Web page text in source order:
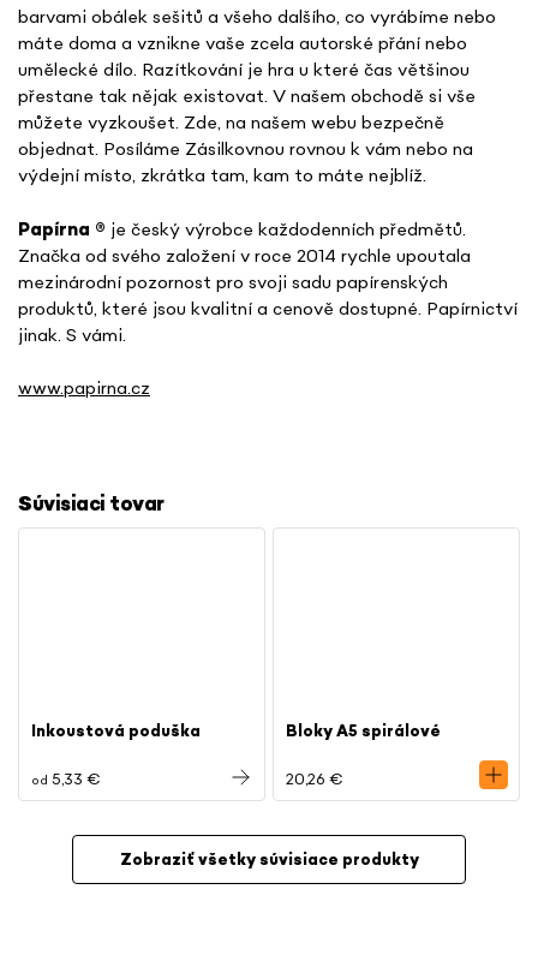
Súvisiaci tovar
Inkoustová poduška
od 5,33 €
Bloky A5 spirálové
20,26 €
Zobraziť všetky súvisiace produkty
barvami obálek sešitů a všeho dalšího, co vyrábíme nebo
máte doma a vznikne vaše zcela autorské přání nebo
umělecké dílo. Razítkování je hra u které čas většinou
přestane tak nějak existovat. V našem obchodě si vše
můžete vyzkoušet. Zde, na našem webu bezpečně
objednat. Posíláme Zásilkovnou rovnou k vám nebo na
výdejní místo, zkrátka tam, kam to máte nejblíž.
Papírna ® je český výrobce každodenních předmětů.
Značka od svého založení v roce 2014 rychle upoutala
mezinárodní pozornost pro svoji sadu papírenských
produktů, které jsou kvalitní a cenově dostupné. Papírnictví
jinak. S vámi.
www.papirna.cz